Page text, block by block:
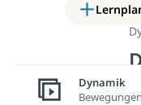
Dynamik